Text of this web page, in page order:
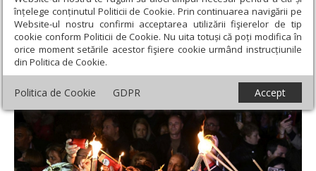
înțelege conținutul Politicii de Cookie. Prin continuarea navigării pe
Website-ul nostru confirmi acceptarea utilizării fişierelor de tip
cookie conform Politicii de Cookie. Nu uita totuși că poți modifica în
orice moment setările acestor fişiere cookie urmând instrucțiunile
din Politica de Cookie.
Politica de Cookie GDPR Accept
Ziarul Lumina › Actualitate religioasă › Știri › Învierea Domnului
prăznuită la catedrala din Drobeta-Turnu Severin
Învierea Domnului prăznuită la catedrala
din Drobeta-Turnu Severin